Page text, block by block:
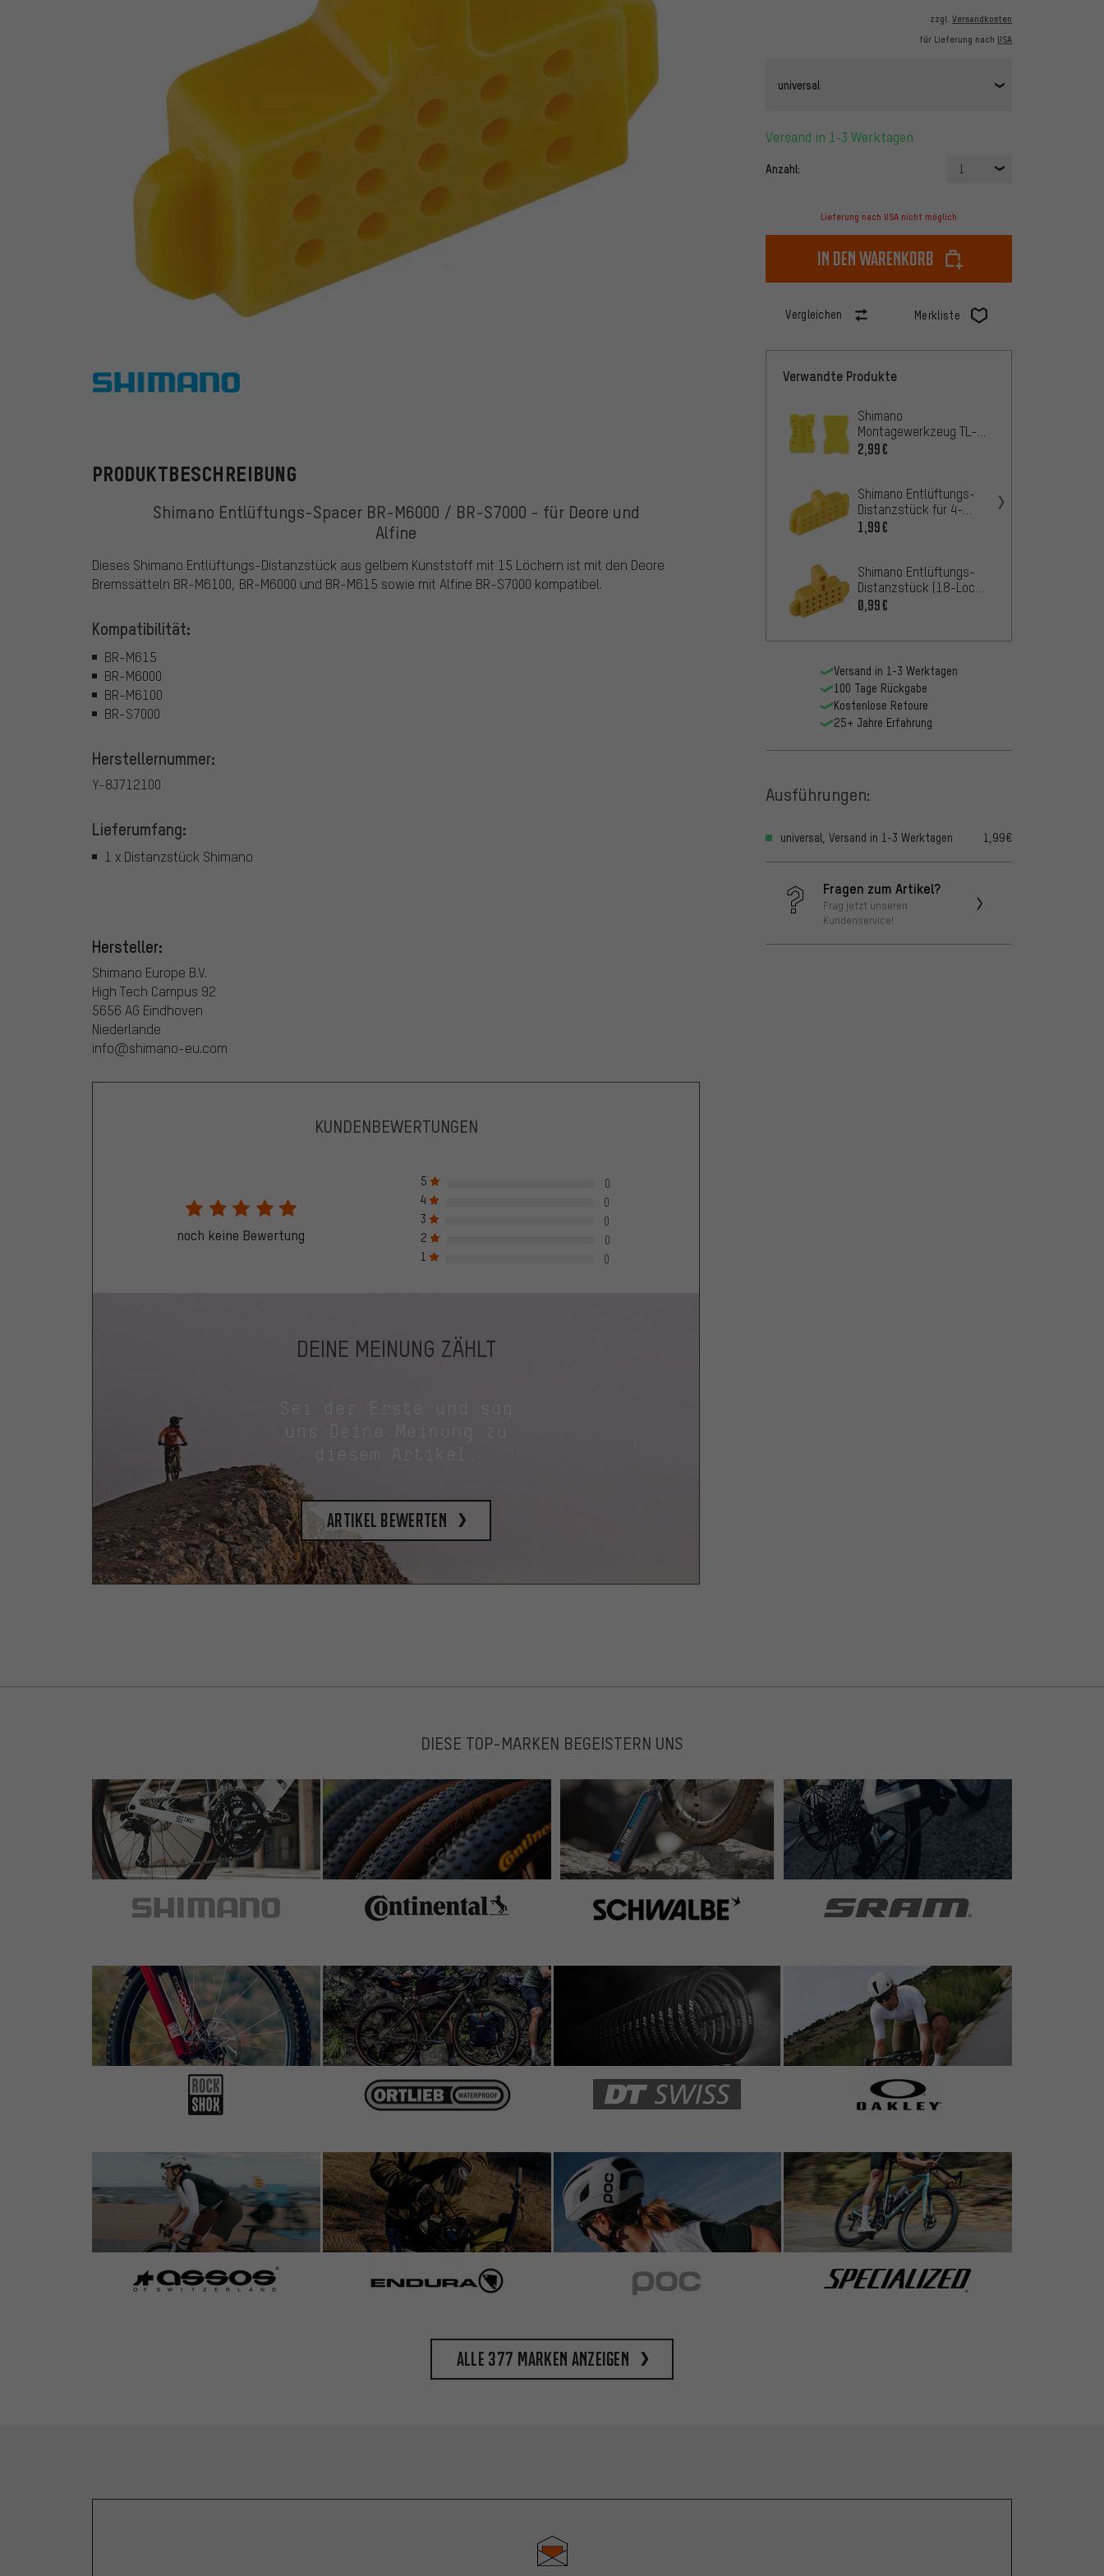
zzgl. Versandkosten
für Lieferung nach USA
universal
Versand in 1-3 Werktagen
Anzahl: 1
Lieferung nach USA nicht möglich
In den Warenkorb
Vergleichen Merkliste
Shimano
PRODUKTBESCHREIBUNG
Shimano Entlüftungs-Spacer BR-M6000 / BR-S7000 - für Deore und
Alfine
Dieses Shimano Entlüftungs-Distanzstück aus gelbem Kunststoff mit 15 Löchern ist mit den Deore
Bremssätteln BR-M6100, BR-M6000 und BR-M615 sowie mit Alfine BR-S7000 kompatibel.
Kompatibilität:
BR-M615
BR-M6000
BR-M6100
BR-S7000
Herstellernummer:
Y-8J712100
Lieferumfang:
1 x Distanzstück Shimano
Hersteller:
Shimano Europe B.V.
High Tech Campus 92
5656 AG Eindhoven
Niederlande
info@shimano-eu.com
Verwandte Produkte
Shimano
Montagewerkzeug TL-
BH61 für Bremsleitung
2,99€
Shimano Entlüftungs-
Distanzstück für 4-
Kolben Bremssattel
1,99€
Shimano Entlüftungs-
Distanzstück (18-Loch)
für 2-Kolben
0,99€
Versand in 1-3 Werktagen
100 Tage Rückgabe
Kostenlose Retoure
25+ Jahre Erfahrung
Ausführungen:
universal, Versand in 1-3 Werktagen 1,99€
Fragen zum Artikel?
Frag jetzt unseren
Kundenservice!
KUNDENBEWERTUNGEN
noch keine Bewertung
5
0
4
0
3
0
2
0
1
0
DEINE MEINUNG ZÄHLT
uns Deine Meinung zu
diesem Artikel.
Artikel bewerten
DIESE TOP-MARKEN BEGEISTERN UNS
Alle 377 Marken anzeigen